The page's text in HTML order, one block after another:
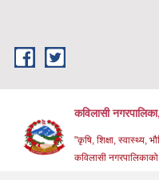
कविलासी
"कृषि, शिक्षा, स्वास्थ्य,
कविलासी